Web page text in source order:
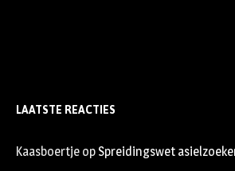
LAATSTE REACTIES
Kaasboertje op Spreidingswet